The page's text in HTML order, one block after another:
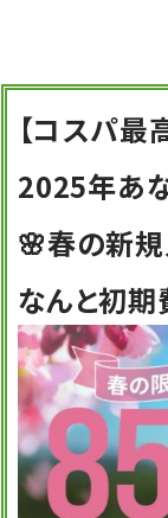
【コスパ最
2025年あ
🌸春の新
なんと初期